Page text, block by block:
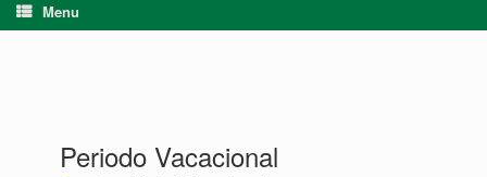
Menu
Periodo Vacacional